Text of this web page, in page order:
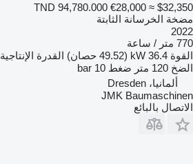
TND 94,780.000 €28,000 ≈ $32,350
مضخة الخرسانة الثابتة
2022
770 متر / ساعة
القوة 36.4 kW (49.52 حصان) القدرة الإنتاجية
الضخ 120 متر ضغط 10 bar
ألمانيا، Dresden
JMK Baumaschinen
الاتصال بالبائع